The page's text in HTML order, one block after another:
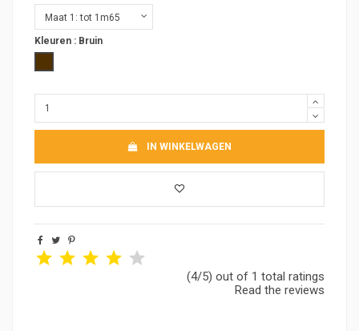
Kleuren : Bruin
IN WINKELWAGEN
(4/5) out of 1 total ratings
Read the reviews